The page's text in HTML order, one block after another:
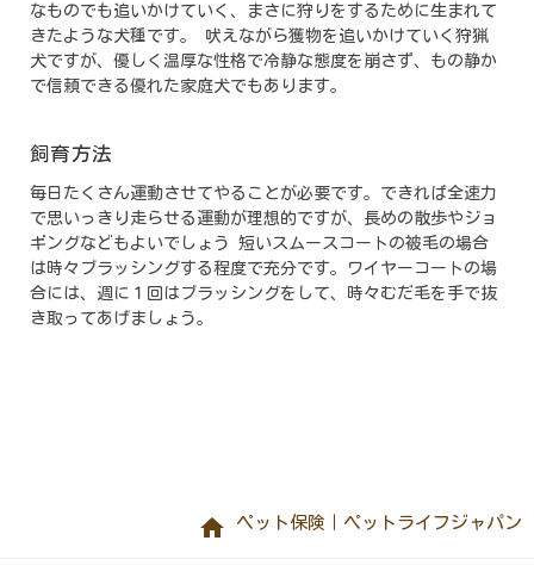
なものでも追いかけていく、まさに狩りをするために生まれて
きたような犬種です。 吠えながら獲物を追いかけていく狩猟
犬ですが、優しく温厚な性格で冷静な態度を崩さず、もの静か
で信頼できる優れた家庭犬でもあります。
飼育方法
毎日たくさん運動させてやることが必要です。できれば全速力
で思いっきり走らせる運動が理想的ですが、長めの散歩やジョ
ギングなどもよいでしょう 短いスムースコートの被毛の場合
は時々ブラッシングする程度で充分です。ワイヤーコートの場
合には、週に１回はブラッシングをして、時々むだ毛を手で抜
き取ってあげましょう。
home ペット保険｜ペットライフジャパン